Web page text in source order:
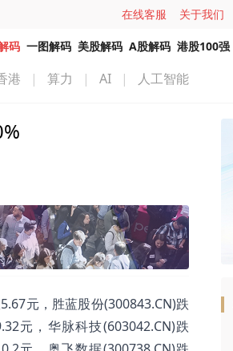
在线客服 关于我们
码 一图解码 美股解码 A股解码 港股100强
港 | 算力 | AI | 人工智能
元，胜蓝股份(300843.CN)跌
元，华脉科技(603042.CN)跌